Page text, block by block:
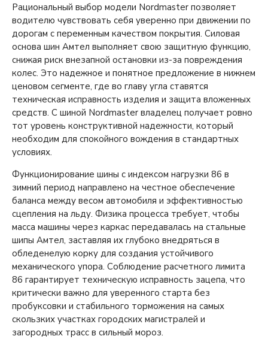
Рациональный выбор модели Nordmaster позволяет
водителю чувствовать себя уверенно при движении по
дорогам с переменным качеством покрытия. Силовая
основа шин Амтел выполняет свою защитную функцию,
снижая риск внезапной остановки из-за повреждения
колес. Это надежное и понятное предложение в нижнем
ценовом сегменте, где во главу угла ставятся
техническая исправность изделия и защита вложенных
средств. С шиной Nordmaster владелец получает ровно
тот уровень конструктивной надежности, который
необходим для спокойного вождения в стандартных
условиях.
Функционирование шины с индексом нагрузки 86 в
зимний период направлено на честное обеспечение
баланса между весом автомобиля и эффективностью
сцепления на льду. Физика процесса требует, чтобы
масса машины через каркас передавалась на стальные
шипы Амтел, заставляя их глубоко внедряться в
обледенелую корку для создания устойчивого
механического упора. Соблюдение расчетного лимита
86 гарантирует техническую исправность зацепа, что
критически важно для уверенного старта без
пробуксовки и стабильного торможения на самых
скользких участках городских магистралей и
загородных трасс в сильный мороз.